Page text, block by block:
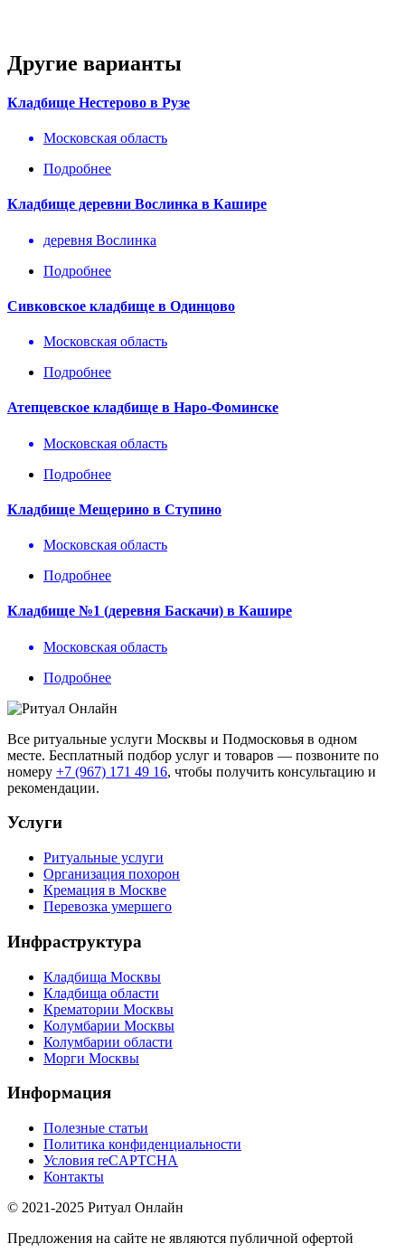
Другие варианты
Кладбище Нестерово в Рузе
Московская область
Подробнее
Кладбище деревни Вослинка в Кашире
деревня Вослинка
Подробнее
Сивковское кладбище в Одинцово
Московская область
Подробнее
Атепцевское кладбище в Наро-Фоминске
Московская область
Подробнее
Кладбище Мещерино в Ступино
Московская область
Подробнее
Кладбище №1 (деревня Баскачи) в Кашире
Московская область
Подробнее
Все ритуальные услуги Москвы и Подмосковья в одном
месте. Бесплатный подбор услуг и товаров — позвоните по
номеру +7 (967) 171 49 16, чтобы получить консультацию и
рекомендации.
Услуги
Ритуальные услуги
Организация похорон
Кремация в Москве
Перевозка умершего
Инфраструктура
Кладбища Москвы
Кладбища области
Крематории Москвы
Колумбарии Москвы
Колумбарии области
Морги Москвы
Информация
Полезные статьи
Политика конфиденциальности
Условия reCAPTCHA
Контакты
© 2021-2025 Ритуал Онлайн
Предложения на сайте не являются публичной офертой